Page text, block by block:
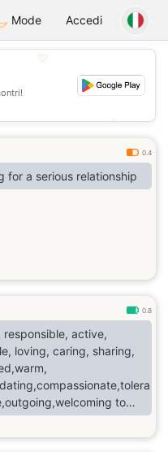
Mode Accedi
💕
0.4
for a serious relationship
0.8
responsible, active,
loving, caring, sharing,
to
like to sing,write
to music,swimming